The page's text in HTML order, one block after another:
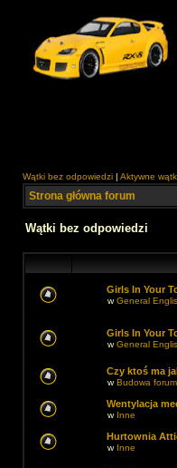
Wątki bez odpowiedzi | Aktywne
Strona główna forum
Wątki bez odpowiedzi
Girls In Your
wGeneral
Girls In Your
wGeneral
Czy ktoś ma
wBudowa
Wentylacja
w Inne
Hurtownia
w Inne